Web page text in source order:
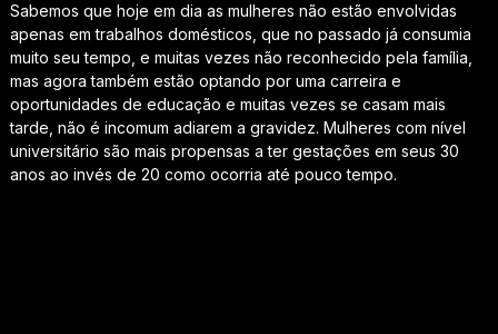
Sabemos que hoje em dia as mulheres não estão envolvidas
apenas em trabalhos domésticos, que no passado já consumia
muito seu tempo, e muitas vezes não reconhecido pela família,
mas agora também estão optando por uma carreira e
oportunidades de educação e muitas vezes se casam mais
tarde, não é incomum adiarem a gravidez. Mulheres com nível
universitário são mais propensas a ter gestações em seus 30
anos ao invés de 20 como ocorria até pouco tempo.